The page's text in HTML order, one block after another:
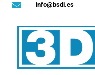
info@bsdi.es